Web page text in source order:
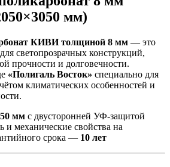
мм)
КИВИ толщиной 8 мм — это
светопрозрачных конструкций,
прочности и долговечности.
«Полигаль Восток» специально для
климатических особенностей и
мм с двусторонней УФ-защитой
и механические свойства на
срока — 10 лет